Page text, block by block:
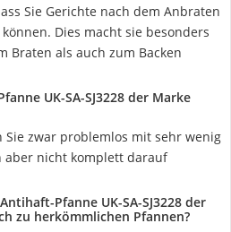
Sie Gerichte nach dem Anbraten
Dies macht sie besonders
Braten als auch zum Backen
UK-SA-SJ3228 der Marke
Sie zwar problemlos mit sehr wenig
aber nicht komplett darauf
Pfanne UK-SA-SJ3228 der
zu herkömmlichen Pfannen?